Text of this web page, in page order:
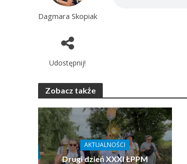
Dagmara Skopiak
Udostępnij!
Zobacz także
AKTUALNOŚCI
Drugi dzień XXXI ŁPPM